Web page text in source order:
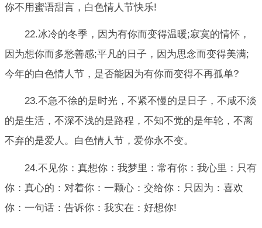
你不用蜜语甜言，白色情人节快乐!
22.冰冷的冬季，因为有你而变得温暖;寂寞的情怀，
因为想你而多愁善感;平凡的日子，因为思念而变得美满;
今年的白色情人节，是否能因为有你而变得不再孤单?
23.不急不徐的是时光，不紧不慢的是日子，不咸不淡
的是生活，不深不浅的是路程，不知不觉的是年轮，不离
不弃的是爱人。白色情人节，爱你永不变。
24.不见你：真想你：我梦里：常有你：我心里：只有
你：真心的：对着你：一颗心：交给你：只因为：喜欢
你：一句话：告诉你：我实在：好想你!